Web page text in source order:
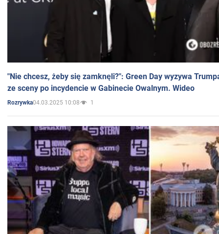
"Nie chcesz, żeby się zamknęli?": Green Day wyzywa
ze sceny po incydencie w Gabinecie Owalnym. Wideo
Rozrywka04.03.2025 10:08 1